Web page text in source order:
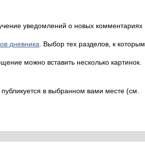
уведомлений о новых комментариях
дневника . Выбор тех разделов, к которым
можно вставить несколько картинок.
в выбранном вами месте (см.